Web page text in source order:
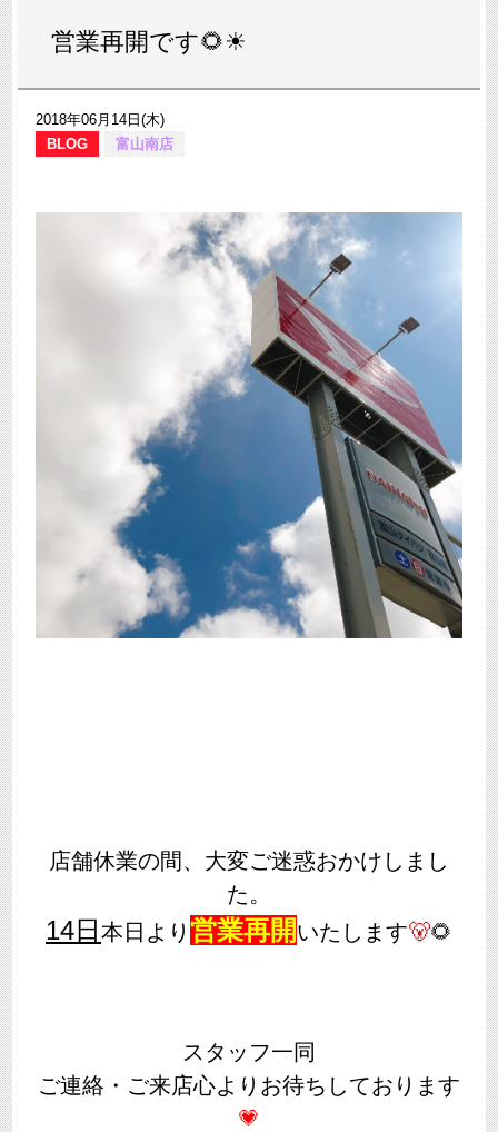
営業再開です🌻☀
2018年06月14日(木)
BLOG
富山南店
店舗休業の間、大変ご迷惑おかけしまし
た。
14日本日より 営業再開いたします🐻🌻
スタッフ一同
ご連絡・ご来店心よりお待ちしております
💗